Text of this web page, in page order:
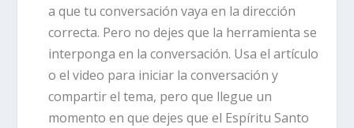
a que tu conversación vaya en la dirección
correcta. Pero no dejes que la herramienta se
interponga en la conversación. Usa el artículo
o el video para iniciar la conversación y
compartir el tema, pero que llegue un
momento en que dejes que el Espíritu Santo